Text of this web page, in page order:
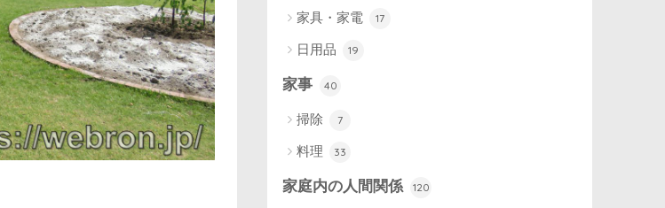
家具・家電 17
日用品 19
家事 40
掃除 7
料理 33
家庭内の人間関係 120